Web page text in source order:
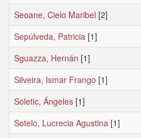
Seoane, Cielo Maribel [2]
Sepúlveda, Patricia [1]
Sguazza, Hernán [1]
Silveira, Ismar Frango [1]
Soletic, Ángeles [1]
Sotelo, Lucrecia Agustina [1]